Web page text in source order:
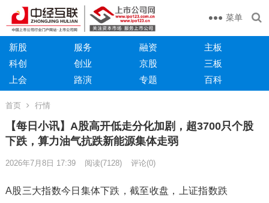
菜单
新股 服务 融资
主板
科创
创业 京股
三板
上会
路演 专题 百科
首页 行情
【每日小讯】A股高开低走分化加剧，超3700只个股
下跌，算力油气抗跌新能源集体走弱
2026年7月8日 17:39 阅读(7128) 评论(0)
A股三大指数今日集体下跌，截至收盘，上证指数跌